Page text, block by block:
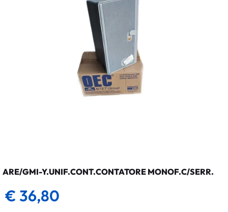
ARE/GMI-Y.UNIF.CONT.CONTATORE MONOF.C/SERR.
€ 36,80